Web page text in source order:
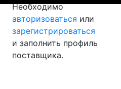
Необходимо
авторизоваться или
зарегистрироваться
и заполнить профиль
поставщика.